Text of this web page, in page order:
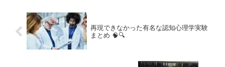
再現できなかった有名な認知心理学実験
まとめ 🧠🔍